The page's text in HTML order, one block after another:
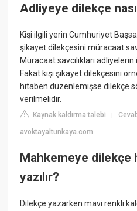
Adliyeye dilekçe
Kişi ilgili yerin Cumhuriyet
şikayet dilekçesini müracaat
Müracaat savcılıkları
Fakat kişi şikayet dilekçesini
hitaben düzenlemişse dilekçe
verilmelidir.
Kaynak kaldırma talebi |
avoktayaltunkaya.com
Mahkemeye dilekçe
yazılır?
Dilekçe yazarken mavi renkli